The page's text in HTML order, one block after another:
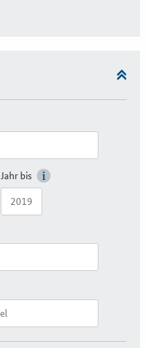
Jahr bis